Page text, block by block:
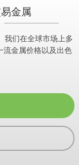
金属
我们在全球市场上多
流金属价格以及出色